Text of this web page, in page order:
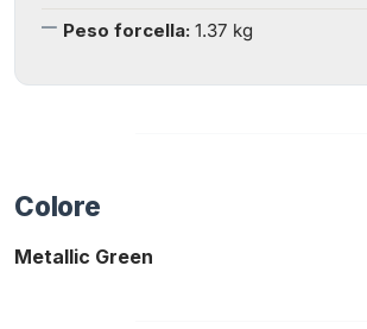
Peso forcella: 1.37 kg
Colore
Metallic Green